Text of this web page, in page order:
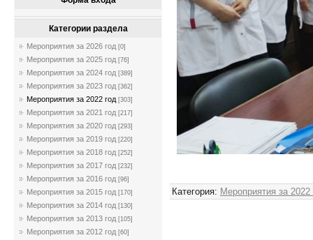
Категории раздела
Мероприятия за 2026 год [0]
Мероприятия за 2025 год [76]
Мероприятия за 2024 год [389]
Мероприятия за 2023 год [362]
Мероприятия за 2022 год [303]
Мероприятия за 2021 год [217]
Мероприятия за 2020 год [293]
Мероприятия за 2019 год [220]
Мероприятия за 2018 год [252]
Мероприятия за 2017 год [232]
Мероприятия за 2016 год [96]
Мероприятия за 2015 год [170]
Мероприятия за 2014 год [130]
Мероприятия за 2013 год [105]
Мероприятия за 2012 год [60]
Категория: Мероприятия за 2022